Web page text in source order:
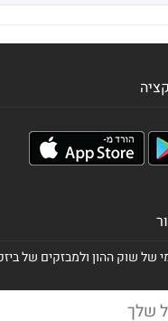
של שוק ההון ולמבזקים של